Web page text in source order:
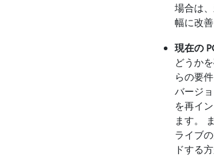
場合は
幅に改
現在の
どうか
らの要
バージ
を再イ
ます。
ライブ
ドする